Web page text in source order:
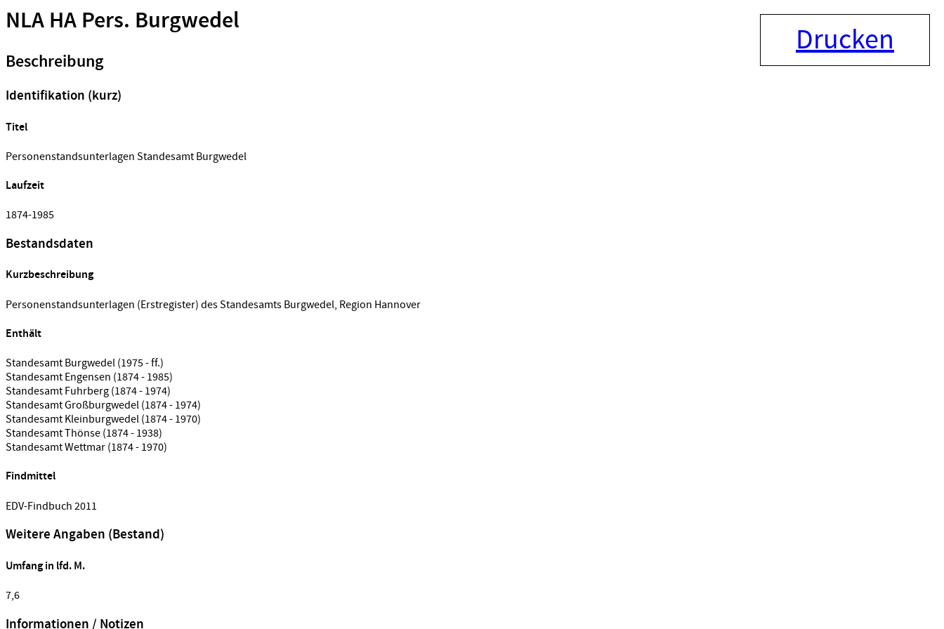
Drucken
NLA HA Pers. Burgwedel
Beschreibung
Identifikation (kurz)
Titel
Personenstandsunterlagen Standesamt Burgwedel
Laufzeit
1874-1985
Bestandsdaten
Kurzbeschreibung
Personenstandsunterlagen (Erstregister) des Standesamts Burgwedel, Region Hannover
Enthält
Standesamt Burgwedel (1975 - ff.)
Standesamt Engensen (1874 - 1985)
Standesamt Fuhrberg (1874 - 1974)
Standesamt Großburgwedel (1874 - 1974)
Standesamt Kleinburgwedel (1874 - 1970)
Standesamt Thönse (1874 - 1938)
Standesamt Wettmar (1874 - 1970)
Findmittel
EDV-Findbuch 2011
Weitere Angaben (Bestand)
Umfang in lfd. M.
7,6
Informationen / Notizen